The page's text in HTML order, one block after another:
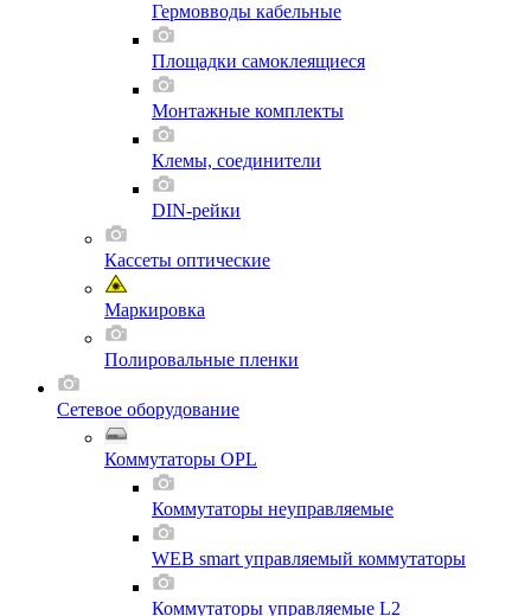
Гермовводы кабельные
Площадки самоклеящиеся
Монтажные комплекты
Клемы, соединители
DIN-рейки
Кассеты оптические
Маркировка
Полировальные пленки
Сетевое оборудование
Коммутаторы OPL
Коммутаторы неуправляемые
WEB smart управляемый коммутаторы
Коммутаторы управляемые L2